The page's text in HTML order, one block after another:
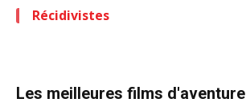
Récidivistes
Les meilleures films d'aventure